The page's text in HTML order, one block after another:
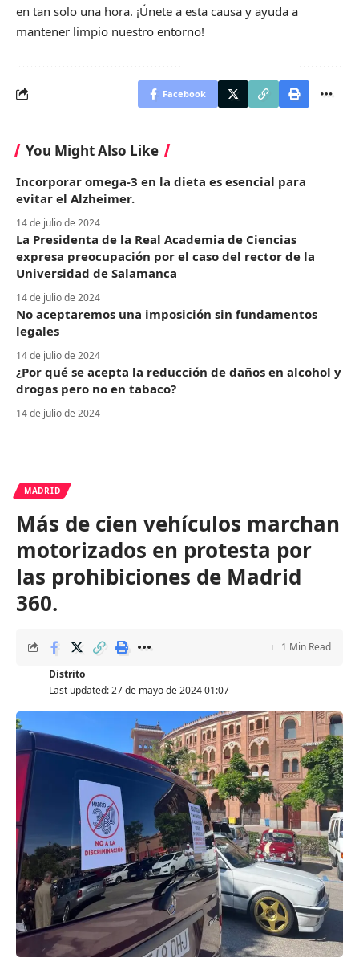
en tan solo una hora. ¡Únete a esta causa y ayuda a
mantener limpio nuestro entorno!
Facebook
You Might Also Like
Incorporar omega-3 en la dieta es esencial para
evitar el Alzheimer.
14 de julio de 2024
La Presidenta de la Real Academia de Ciencias
expresa preocupación por el caso del rector de la
Universidad de Salamanca
14 de julio de 2024
No aceptaremos una imposición sin fundamentos
legales
14 de julio de 2024
¿Por qué se acepta la reducción de daños en alcohol y
drogas pero no en tabaco?
14 de julio de 2024
MADRID
Más de cien vehículos marchan
motorizados en protesta por
las prohibiciones de Madrid
360.
Last updated: 27 de mayo de 2024 01:07
Distrito
1 Min Read